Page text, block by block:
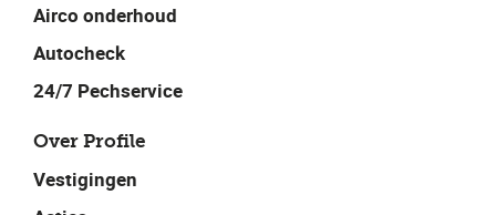
Airco onderhoud
Autocheck
24/7 Pechservice
Over Profile
Vestigingen